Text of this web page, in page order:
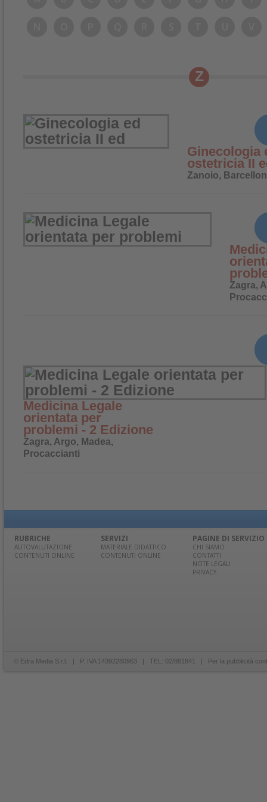
Z
Ginecologia
ostetricia II
Zanoio,
Zagra,
Medicina Legale
orientata per
problemi - 2 Edizione
Zagra, Argo, Madea,
Procaccianti
RUBRICHE
AUTOVALUTAZIONE
CONTENUTI ONLINE
SERVIZI
MATERIALE DIDATTICO
CONTENUTI ONLINE
PAGINE DI SERVIZIO
CHI SIAMO
CONTATTI
NOTE LEGALI
PRIVACY
© Edra Media S.r.l. | P. IVA 14392280963 | TEL: 02/881841 | Per la pubblicità